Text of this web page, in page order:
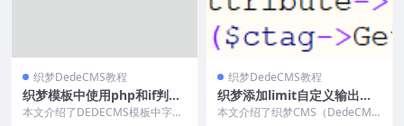
织梦DedeCMS教程
织梦模板中使用php和if判断
语句的教程
本文介绍了DEDECMS模板中字段
织梦DedeCMS教程
织梦添加limit自定义输出栏
目
本文介绍了织梦CMS（DedeCM